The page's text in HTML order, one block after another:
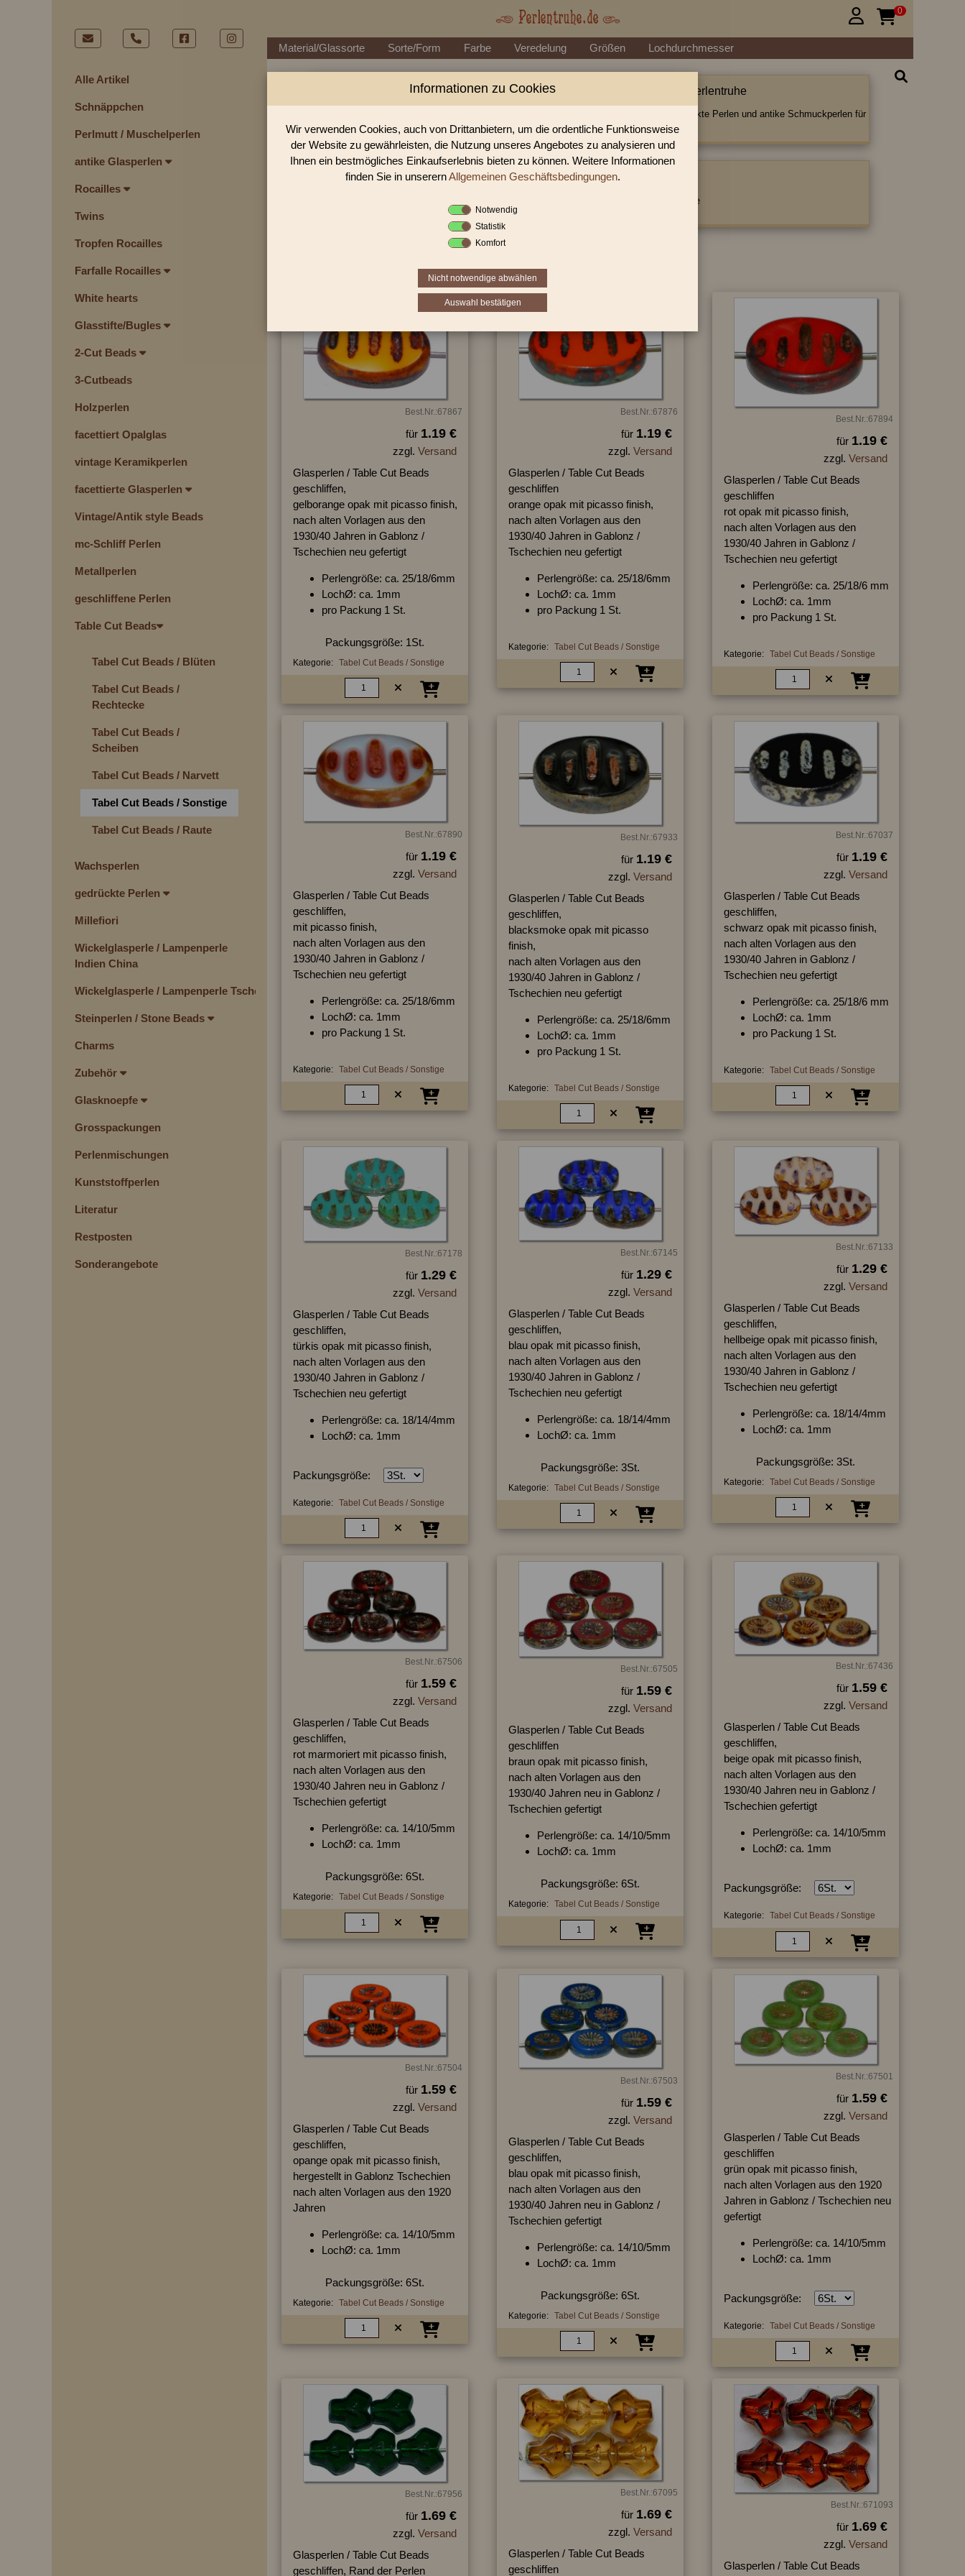
Alle Artikel
Schnäppchen
Perlmutt / Muschelperlen
antike Glasperlen
Rocailles
Twins
Tropfen Rocailles
Farfalle Rocailles
White hearts
Glasstifte/Bugles
2-Cut Beads
3-Cutbeads
Holzperlen
facettiert Opalglas
vintage Keramikperlen
facettierte Glasperlen
Vintage/Antik style Beads
mc-Schliff Perlen
Metallperlen
geschliffene Perlen
Table Cut Beads
Tabel Cut Beads / Blüten
Tabel Cut Beads /
Rechtecke
Tabel Cut Beads /
Scheiben
Tabel Cut Beads / Narvett
Tabel Cut Beads / Sonstige
Tabel Cut Beads / Raute
Wachsperlen
gedrückte Perlen
Millefiori
Wickelglasperle / Lampenperle
Indien China
Wickelglasperle / Lampenperle Tschechien
Steinperlen / Stone Beads
Charms
Zubehör
Glasknoepfe
Grosspackungen
Perlenmischungen
Kunststoffperlen
Literatur
Restposten
Sonderangebote
 0
Material/Glassorte Sorte/Form Farbe Veredelung Größen Lochdurchmesser
Glasperlen, Rocailles, Holzperlen & Steinperlen | Perlentruhe
Glasperlen, Rocailles und Preciosa Perlen aus Gablonz. Entdecke Table-Cut-Perlen, gedrückte Perlen und antike Schmuckperlen für
hochwertige DIY-Projekte.
Sie befinden sich in folgender Kategorie:
Tabel Cut Beads / Sonstige
Best.Nr.:67867
für 1.19 €
zzgl. Versand
Glasperlen / Table Cut Beads
geschliffen,
gelborange opak mit picasso finish,
nach alten Vorlagen aus den
1930/40 Jahren in Gablonz /
Tschechien neu gefertigt
Perlengröße: ca. 25/18/6mm
LochØ: ca. 1mm
pro Packung 1 St.
Packungsgröße: 1St.
Kategorie: Tabel Cut Beads / Sonstige
Best.Nr.:67876
für 1.19 €
zzgl. Versand
Glasperlen / Table Cut Beads
geschliffen
orange opak mit picasso finish,
nach alten Vorlagen aus den
1930/40 Jahren in Gablonz /
Tschechien neu gefertigt
Perlengröße: ca. 25/18/6mm
LochØ: ca. 1mm
pro Packung 1 St.
Kategorie: Tabel Cut Beads / Sonstige
Best.Nr.:67894
für 1.19 €
zzgl. Versand
Glasperlen / Table Cut Beads
geschliffen
rot opak mit picasso finish,
nach alten Vorlagen aus den
1930/40 Jahren in Gablonz /
Tschechien neu gefertigt
Perlengröße: ca. 25/18/6 mm
LochØ: ca. 1mm
pro Packung 1 St.
Kategorie: Tabel Cut Beads / Sonstige
Best.Nr.:67890
für 1.19 €
zzgl. Versand
Glasperlen / Table Cut Beads
geschliffen,
mit picasso finish,
nach alten Vorlagen aus den
1930/40 Jahren in Gablonz /
Tschechien neu gefertigt
Perlengröße: ca. 25/18/6mm
LochØ: ca. 1mm
pro Packung 1 St.
Kategorie: Tabel Cut Beads / Sonstige
Best.Nr.:67933
für 1.19 €
zzgl. Versand
Glasperlen / Table Cut Beads
geschliffen,
blacksmoke opak mit picasso
finish,
nach alten Vorlagen aus den
1930/40 Jahren in Gablonz /
Tschechien neu gefertigt
Perlengröße: ca. 25/18/6mm
LochØ: ca. 1mm
pro Packung 1 St.
Kategorie: Tabel Cut Beads / Sonstige
Best.Nr.:67037
für 1.19 €
zzgl. Versand
Glasperlen / Table Cut Beads
geschliffen,
schwarz opak mit picasso finish,
nach alten Vorlagen aus den
1930/40 Jahren in Gablonz /
Tschechien neu gefertigt
Perlengröße: ca. 25/18/6 mm
LochØ: ca. 1mm
pro Packung 1 St.
Kategorie: Tabel Cut Beads / Sonstige
Best.Nr.:67178
für 1.29 €
zzgl. Versand
Glasperlen / Table Cut Beads
geschliffen,
türkis opak mit picasso finish,
nach alten Vorlagen aus den
1930/40 Jahren in Gablonz /
Tschechien neu gefertigt
Perlengröße: ca. 18/14/4mm
LochØ: ca. 1mm
Packungsgröße:
Kategorie: Tabel Cut Beads / Sonstige
Best.Nr.:67145
für 1.29 €
zzgl. Versand
Glasperlen / Table Cut Beads
geschliffen,
blau opak mit picasso finish,
nach alten Vorlagen aus den
1930/40 Jahren in Gablonz /
Tschechien neu gefertigt
Perlengröße: ca. 18/14/4mm
LochØ: ca. 1mm
Packungsgröße: 3St.
Kategorie: Tabel Cut Beads / Sonstige
Best.Nr.:67133
für 1.29 €
zzgl. Versand
Glasperlen / Table Cut Beads
geschliffen,
hellbeige opak mit picasso finish,
nach alten Vorlagen aus den
1930/40 Jahren in Gablonz /
Tschechien neu gefertigt
Perlengröße: ca. 18/14/4mm
LochØ: ca. 1mm
Packungsgröße: 3St.
Kategorie: Tabel Cut Beads / Sonstige
Best.Nr.:67506
für 1.59 €
zzgl. Versand
Glasperlen / Table Cut Beads
geschliffen,
rot marmoriert mit picasso finish,
nach alten Vorlagen aus den
1930/40 Jahren neu in Gablonz /
Tschechien gefertigt
Perlengröße: ca. 14/10/5mm
LochØ: ca. 1mm
Packungsgröße: 6St.
Kategorie: Tabel Cut Beads / Sonstige
Best.Nr.:67505
für 1.59 €
zzgl. Versand
Glasperlen / Table Cut Beads
geschliffen
braun opak mit picasso finish,
nach alten Vorlagen aus den
1930/40 Jahren neu in Gablonz /
Tschechien gefertigt
Perlengröße: ca. 14/10/5mm
LochØ: ca. 1mm
Packungsgröße: 6St.
Kategorie: Tabel Cut Beads / Sonstige
Best.Nr.:67436
für 1.59 €
zzgl. Versand
Glasperlen / Table Cut Beads
geschliffen,
beige opak mit picasso finish,
nach alten Vorlagen aus den
1930/40 Jahren neu in Gablonz /
Tschechien gefertigt
Perlengröße: ca. 14/10/5mm
LochØ: ca. 1mm
Packungsgröße:
Kategorie: Tabel Cut Beads / Sonstige
Best.Nr.:67504
für 1.59 €
zzgl. Versand
Glasperlen / Table Cut Beads
geschliffen,
opange opak mit picasso finish,
hergestellt in Gablonz Tschechien
nach alten Vorlagen aus den 1920
Jahren
Perlengröße: ca. 14/10/5mm
LochØ: ca. 1mm
Packungsgröße: 6St.
Kategorie: Tabel Cut Beads / Sonstige
Best.Nr.:67503
für 1.59 €
zzgl. Versand
Glasperlen / Table Cut Beads
geschliffen,
blau opak mit picasso finish,
nach alten Vorlagen aus den
1930/40 Jahren neu in Gablonz /
Tschechien gefertigt
Perlengröße: ca. 14/10/5mm
LochØ: ca. 1mm
Packungsgröße: 6St.
Kategorie: Tabel Cut Beads / Sonstige
Best.Nr.:67501
für 1.59 €
zzgl. Versand
Glasperlen / Table Cut Beads
geschliffen
grün opak mit picasso finish,
nach alten Vorlagen aus den 1920
Jahren in Gablonz / Tschechien neu
gefertigt
Perlengröße: ca. 14/10/5mm
LochØ: ca. 1mm
Packungsgröße:
Kategorie: Tabel Cut Beads / Sonstige
Best.Nr.:67956
für 1.69 €
zzgl. Versand
Glasperlen / Table Cut Beads
geschliffen, Rand der Perlen
Best.Nr.:67095
für 1.69 €
zzgl. Versand
Glasperlen / Table Cut Beads
geschliffen
Best.Nr.:671093
für 1.69 €
zzgl. Versand
Glasperlen / Table Cut Beads
Informationen zu Cookies
Wir verwenden Cookies, auch von Drittanbietern, um die ordentliche Funktionsweise
der Website zu gewährleisten, die Nutzung unseres Angebotes zu analysieren und
Ihnen ein bestmögliches Einkaufserlebnis bieten zu können. Weitere Informationen
finden Sie in unserernAllgemeinen Geschäftsbedingungen.
Notwendig
Statistik
Komfort
Nicht notwendige abwählen
Auswahl bestätigen